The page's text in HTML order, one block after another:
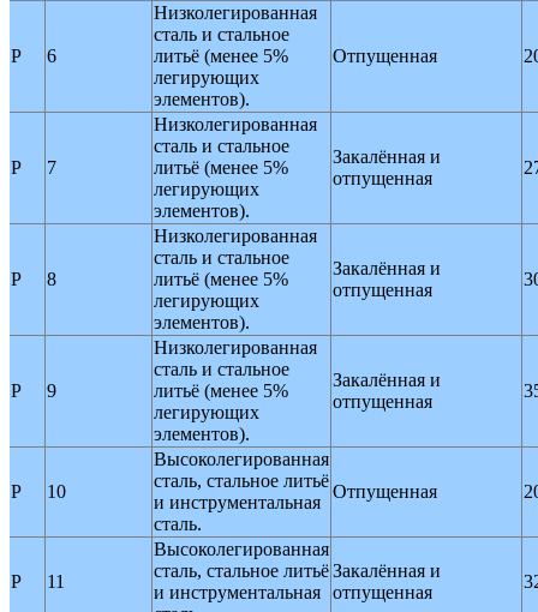
P 6
Низколегированная
сталь и стальное
литьё (менее 5%
легирующих
элементов).
Отпущенная
P 7
Низколегированная
сталь и стальное
литьё (менее 5%
легирующих
элементов).
Закалённая и
отпущенная
P 8
Низколегированная
сталь и стальное
литьё (менее 5%
легирующих
элементов).
Закалённая и
отпущенная
P 9
Низколегированная
сталь и стальное
литьё (менее 5%
легирующих
элементов).
Закалённая и
отпущенная
P 10
Высоколегированная
сталь, стальное литьё
и инструментальная
сталь.
Отпущенная
P 11
Высоколегированная
сталь, стальное литьё
и инструментальная
Закалённая и
отпущенная